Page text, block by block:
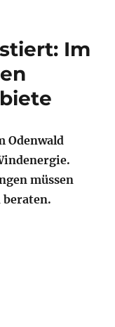
Im
Odenwald
müssen